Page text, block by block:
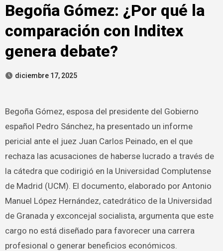
Begoña Gómez: ¿Por qué la
comparación con Inditex
genera debate?
diciembre 17, 2025
Begoña Gómez, esposa del presidente del Gobierno
español Pedro Sánchez, ha presentado un informe
pericial ante el juez Juan Carlos Peinado, en el que
rechaza las acusaciones de haberse lucrado a través de
la cátedra que codirigió en la Universidad Complutense
de Madrid (UCM). El documento, elaborado por Antonio
Manuel López Hernández, catedrático de la Universidad
de Granada y exconcejal socialista, argumenta que este
cargo no está diseñado para favorecer una carrera
profesional o generar beneficios económicos.